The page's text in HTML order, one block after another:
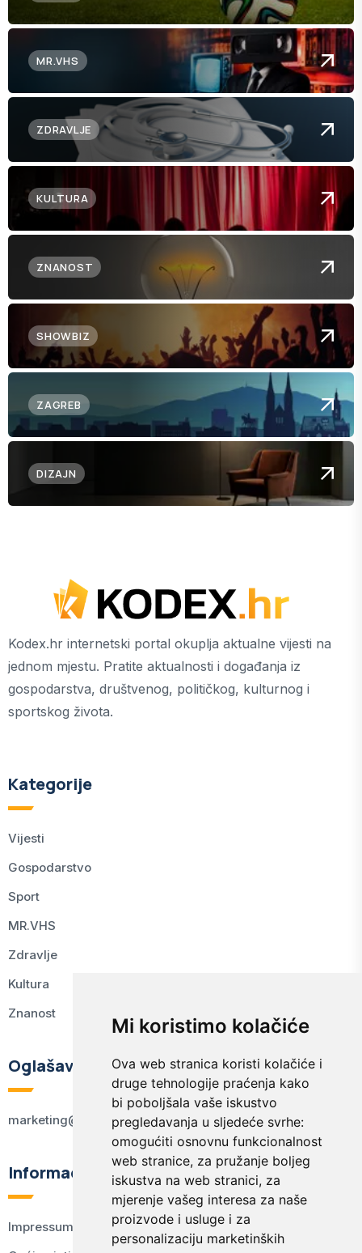
Mi koristimo kolačiće
Ova web stranica koristi kolačiće i
druge tehnologije praćenja kako
bi poboljšala vaše iskustvo
pregledavanja u sljedeće svrhe:
omogućiti osnovnu funkcionalnost
web stranice, za pružanje boljeg
iskustva na web stranici, za
mjerenje vašeg interesa za naše
proizvode i usluge i za
personalizaciju marketinških
MR.VHS
ZDRAVLJE
KULTURA
ZNANOST
SHOWBIZ
ZAGREB
DIZAJN
Kodex.hr internetski portal okuplja aktualne vijesti na
jednom mjestu. Pratite aktualnosti i događanja iz
gospodarstva, društvenog, političkog, kulturnog i
sportskog života.
Kategorije
Vijesti
Gospodarstvo
Sport
MR.VHS
Zdravlje
Kultura
Znanost
Oglašavanje
marketing@kodex.hr
Informacije
Impressum